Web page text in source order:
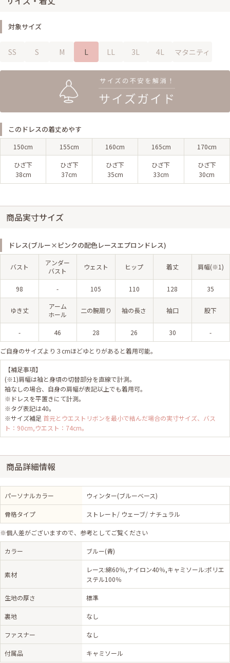
対象サイズ
SS S M L LL 3L 4L マタニティ
このドレスの着丈めやす
150cm 155cm 160cm 165cm 170cm
ひざ下
38cm
ひざ下
37cm
ひざ下
35cm
ひざ下
33cm
ひざ下
30cm
商品実寸サイズ
ドレス(ブルー×ピンクの配色レースエプロンドレス)
バスト
アンダー
バスト
ウェスト ヒップ 着丈 肩幅(※1)
98 - 105 110 128 35
ゆき丈
アーム
ホール
二の腕周り 袖の長さ 袖口 股下
- 46 28 26 30 -
ご自身のサイズより３cmほどゆとりがあると着用可能。
【補足事項】
(※1)肩幅は袖と身頃の切替部分を直線で計測。
袖なしの場合、自身の肩幅が表記以上でも着用可。
※ドレスを平置きにて計測。
※タグ表記は40。
※サイズ補足 首元とウエストリボンを最小で結んだ場合の実寸サイズ、バス
ト：90cm,ウエスト：74cm。
商品詳細情報
パーソナルカラー ウィンター(ブルーベース)
骨格タイプ ストレート/ ウェーブ/ ナチュラル
※個人差がございますので、参考としてご覧ください
カラー ブルー(青)
素材
レース:綿60％,ナイロン40％,キャミソール:ポリエ
ステル100％
生地の厚さ 標準
裏地 なし
ファスナー なし
付属品 キャミソール